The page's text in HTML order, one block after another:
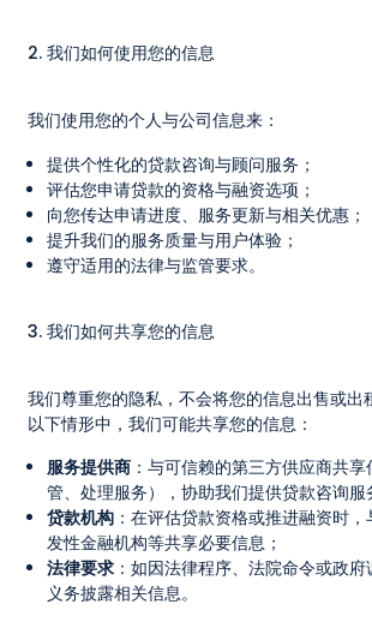
2. 我们如何使用您的信息
我们使用您的个人与公司信息来：
提供个性化的贷款咨询与顾问服务；
评估您申请贷款的资格与融资选项；
向您传达申请进度、服务更新与相关优惠；
提升我们的服务质量与用户体验；
遵守适用的法律与监管要求。
3. 我们如何共享您的信息
我们尊重您的隐私，不会将您的信息出售或出
以下情形中，我们可能共享您的信息：
服务提供商：与可信赖的第三方供应商共
管、处理服务），协助我们提供贷款咨询服
贷款机构：在评估贷款资格或推进融资时
发性金融机构等共享必要信息；
法律要求：如因法律程序、法院命令或政
义务披露相关信息。